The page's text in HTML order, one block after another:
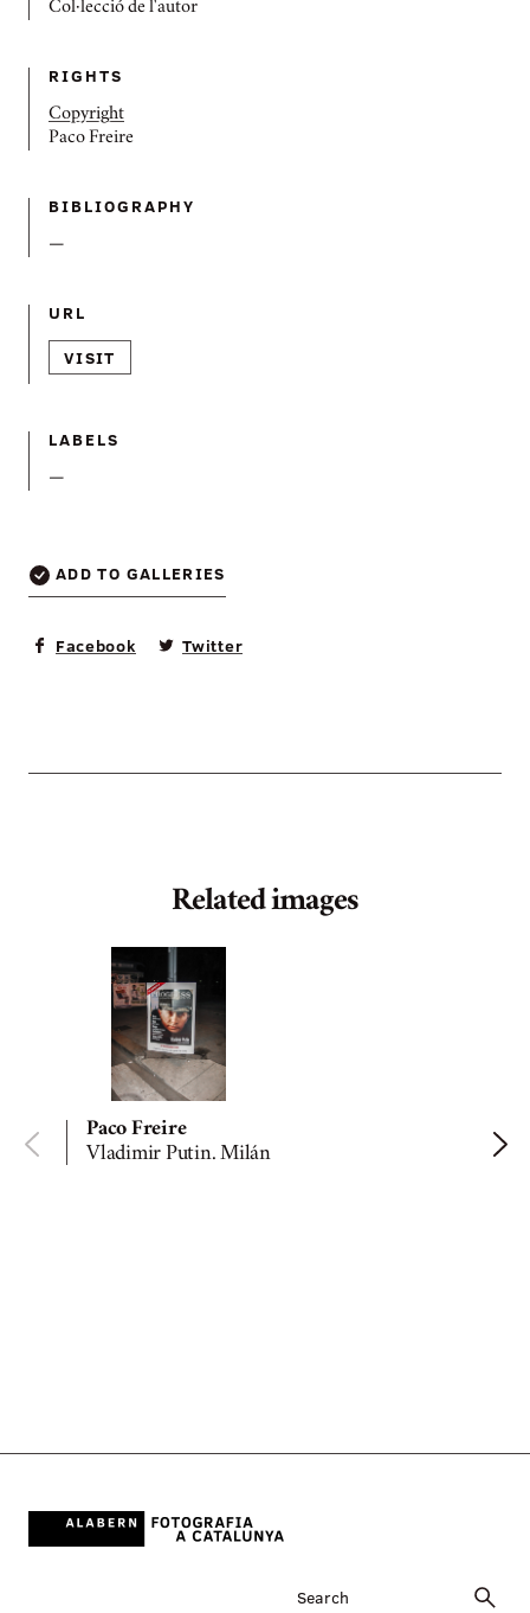
Col·lecció de l'autor
RIGHTS
Copyright
Paco Freire
BIBLIOGRAPHY
—
URL
VISIT
LABELS
—
ADD TO GALLERIES
Facebook Twitter
Related images
Paco Freire
Vladimir Putin. Milán